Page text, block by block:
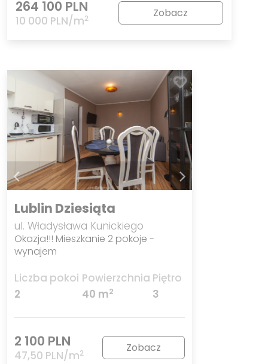
264 100 PLN
10 000 PLN/m2 Zobacz
Lublin Dziesiąta
ul. Władysława Kunickiego
Okazja!!! Mieszkanie 2 pokoje -
wynajem
Liczba pokoi
2
Powierzchnia
40 m2
Piętro
3
2 100 PLN
47,50 PLN/m2 Zobacz